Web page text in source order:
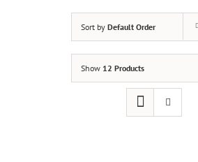
Sort by Default Order
Show 12 Products